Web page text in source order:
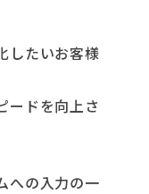
したいお客様
ードを向上さ
への入力の一